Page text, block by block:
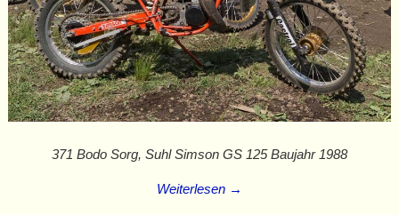
371 Bodo Sorg, Suhl Simson GS 125 Baujahr 1988
Weiterlesen →